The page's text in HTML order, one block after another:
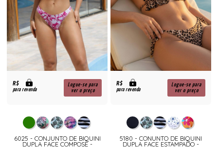
R$
para revenda
Logue-se para
ver o preço
6025 - CONJUNTO DE BIQUINI
DUPLA FACE COMPOSE -
R$
para revenda
Logue-se para
ver o preço
5180 - CONUNTO DE BIQUINI
DUPLA FACE ESTAMPADO -